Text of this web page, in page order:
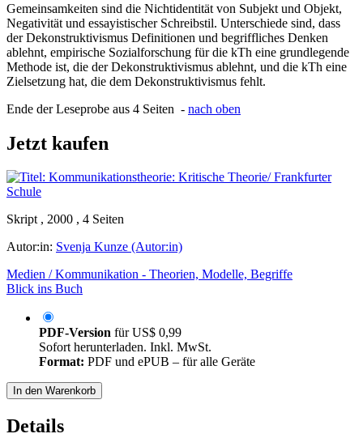
Gemeinsamkeiten sind die Nichtidentität von Subjekt und Objekt,
Negativität und essayistischer Schreibstil. Unterschiede sind, dass
der Dekonstruktivismus Definitionen und begriffliches Denken
ablehnt, empirische Sozialforschung für die kTh eine grundlegende
Methode ist, die der Dekonstruktivismus ablehnt, und die kTh eine
Zielsetzung hat, die dem Dekonstruktivismus fehlt.
Ende der Leseprobe aus 4 Seiten - nach oben
Jetzt kaufen
Skript , 2000 , 4 Seiten
Autor:in: Svenja Kunze (Autor:in)
Medien / Kommunikation - Theorien, Modelle, Begriffe
Blick ins Buch
PDF-Version fürUS$ 0,99
Sofort herunterladen. Inkl. MwSt.
Format: PDF und ePUB – für alle Geräte
In den Warenkorb
Details